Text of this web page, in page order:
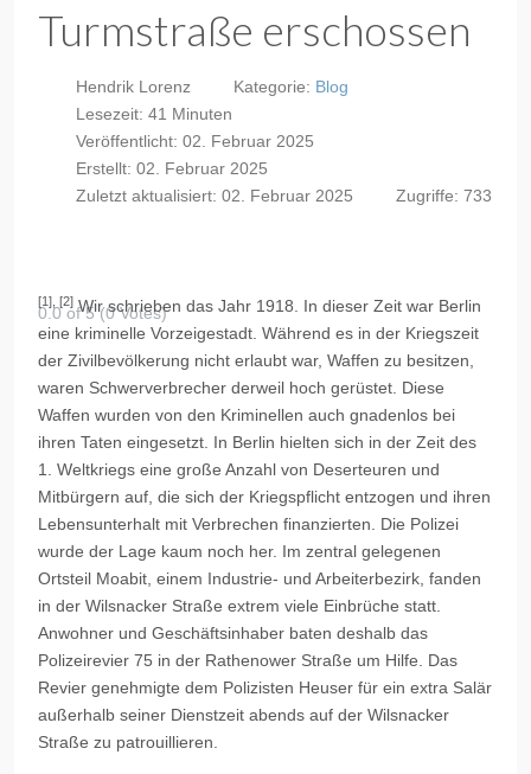
Turmstraße erschossen
Hendrik Lorenz Kategorie: Blog
Lesezeit: 41 Minuten
Veröffentlicht: 02. Februar 2025
Erstellt: 02. Februar 2025
Zuletzt aktualisiert: 02. Februar 2025
Zugriffe: 733
0.0 of 5 (0 Votes)
[1], [2] Wir schrieben das Jahr 1918. In dieser Zeit war Berlin
eine kriminelle Vorzeigestadt. Während es in der Kriegszeit
der Zivilbevölkerung nicht erlaubt war, Waffen zu besitzen,
waren Schwerverbrecher derweil hoch gerüstet. Diese
Waffen wurden von den Kriminellen auch gnadenlos bei
ihren Taten eingesetzt. In Berlin hielten sich in der Zeit des
1. Weltkriegs eine große Anzahl von Deserteuren und
Mitbürgern auf, die sich der Kriegspflicht entzogen und ihren
Lebensunterhalt mit Verbrechen finanzierten. Die Polizei
wurde der Lage kaum noch her. Im zentral gelegenen
Ortsteil Moabit, einem Industrie- und Arbeiterbezirk, fanden
in der Wilsnacker Straße extrem viele Einbrüche statt.
Anwohner und Geschäftsinhaber baten deshalb das
Polizeirevier 75 in der Rathenower Straße um Hilfe. Das
Revier genehmigte dem Polizisten Heuser für ein extra Salär
außerhalb seiner Dienstzeit abends auf der Wilsnacker
Straße zu patrouillieren.